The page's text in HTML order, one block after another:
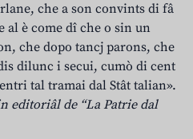
che a son convints di fâ
al è come dî che o sin un
che dopo tancj parons, che
dilunc i secui, cumò di cent
tal tramai dal Stât talian».
editoriâl de “La Patrie dal